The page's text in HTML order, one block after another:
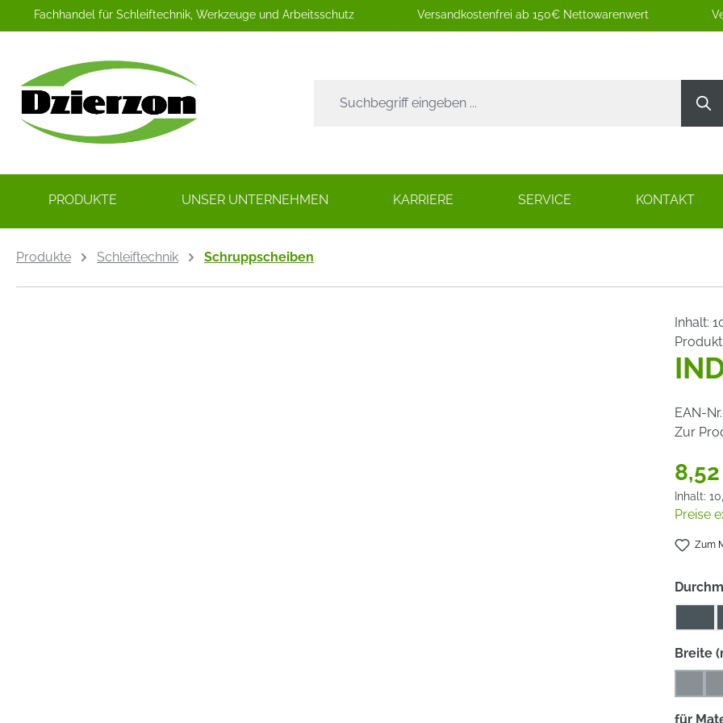
Zur Hauptnavigation springen
Fachhandel für Schleiftechnik, Werkzeuge und Arbeitsschutz Versandkostenfrei ab 150€ Nettowarenwert
PRODUKTE UNSER UNTERNEHMEN KARRIERE SERVICE KONTAKT
Produkte Schleiftechnik Schruppscheiben
Inhalt:
EAN-Nr.:
Zur
Inhalt:
Preise
Zum
Breite
für